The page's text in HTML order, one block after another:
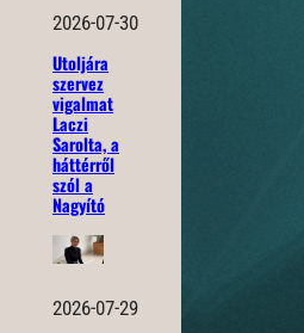
2026-07-30
Utoljára
szervez
vigalmat
Laczi
Sarolta, a
háttérről
szól a
Nagyító
2026-07-29